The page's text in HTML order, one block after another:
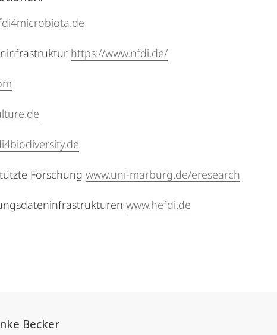
https://www.nfdi.de/
Forschung www.uni-marburg.de/eresearch
www.hefdi.de
Becker